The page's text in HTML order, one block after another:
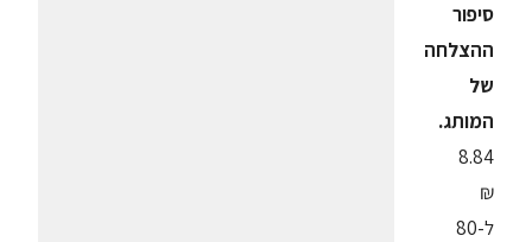
סיפור
ההצלחה
של
המותג.
8.84
₪
ל-80